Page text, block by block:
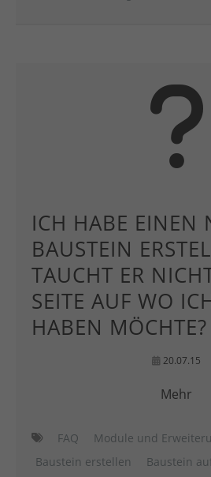
ICH HABE EINEN
BAUSTEIN
TAUCHT ER
SEITE AUF WO
HABEN MÖCHTE?
20.07.15
Mehr
FAQ Module und
Baustein erstellen
Baustein